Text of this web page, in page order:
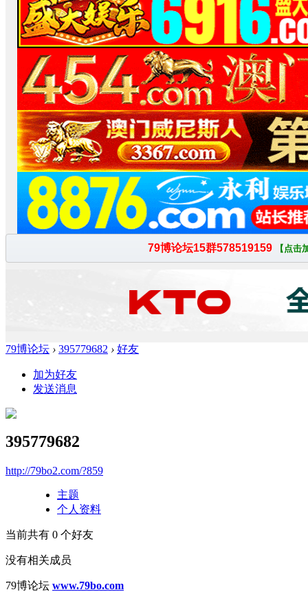
79博论坛 › 395779682 › 好友
加为好友
发送消息
395779682
http://79bo2.com/?859
主题
个人资料
当前共有 0 个好友
没有相关成员
79博论坛 www.79bo.com